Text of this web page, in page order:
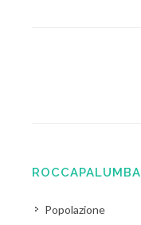
ROCCAPALUMBA
Popolazione